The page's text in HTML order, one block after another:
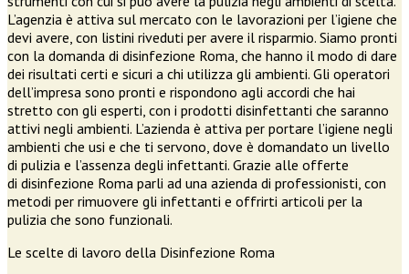
L’agenzia è attiva sul mercato con le lavorazioni per l’igiene che
devi avere, con listini riveduti per avere il risparmio. Siamo pronti
con la domanda di disinfezione Roma, che hanno il modo di dare
dei risultati certi e sicuri a chi utilizza gli ambienti. Gli operatori
dell’impresa sono pronti e rispondono agli accordi che hai
stretto con gli esperti, con i prodotti disinfettanti che saranno
attivi negli ambienti. L’azienda è attiva per portare l’igiene negli
ambienti che usi e che ti servono, dove è domandato un livello
di pulizia e l’assenza degli infettanti. Grazie alle offerte
di disinfezione Roma parli ad una azienda di professionisti, con
metodi per rimuovere gli infettanti e offrirti articoli per la
pulizia che sono funzionali.
Le scelte di lavoro della Disinfezione Roma